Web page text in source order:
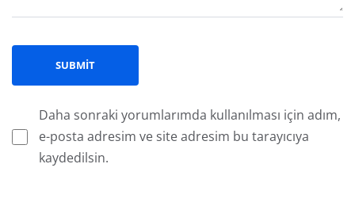
Daha sonraki yorumlarımda kullanılması için adım,
e-posta adresim ve site adresim bu tarayıcıya
kaydedilsin.